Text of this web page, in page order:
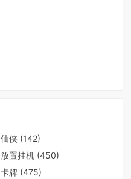
仙侠(142)
放置挂机(450)
卡牌 (475)